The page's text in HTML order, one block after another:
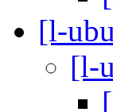
[l-
[l-